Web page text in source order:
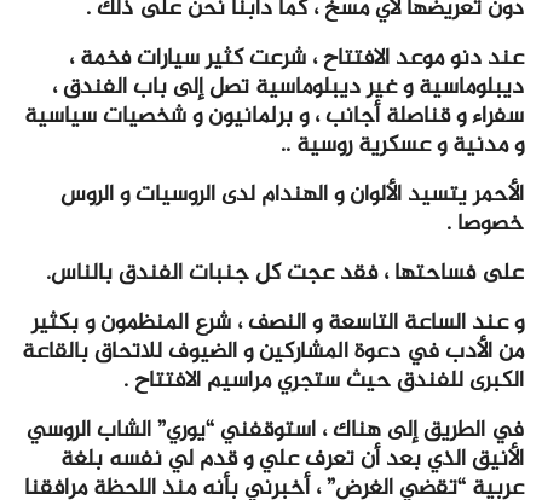
دون تعريضها لأي مسخ ، كما دأبنا نحن على ذلك .
عند دنو موعد الافتتاح ، شرعت كثير سيارات فخمة ،
ديبلوماسية و غير ديبلوماسية تصل إلى باب الفندق ،
سفراء و قناصلة أجانب ، و برلمانيون و شخصيات سياسية
و مدنية و عسكرية روسية ..
الأحمر يتسيد الألوان و الهندام لدى الروسيات و الروس
خصوصا .
على فساحتها ، فقد عجت كل جنبات الفندق بالناس.
و عند الساعة التاسعة و النصف ، شرع المنظمون و بكثير
من الأدب في دعوة المشاركين و الضيوف للاتحاق بالقاعة
الكبرى للفندق حيث ستجري مراسيم الافتتاح .
في الطريق إلى هناك ، استوقفني “يوري” الشاب الروسي
الأنيق الذي بعد أن تعرف علي و قدم لي نفسه بلغة
عربية “تقضي الغرض” ، أخبرني بأنه منذ اللحظة مرافقنا